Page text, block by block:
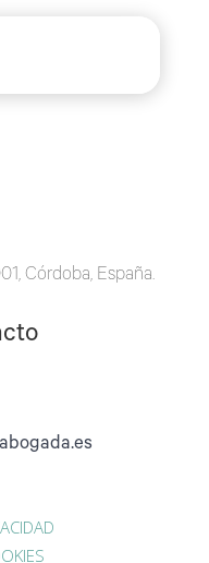
Córdoba, España.